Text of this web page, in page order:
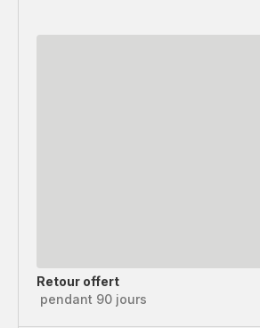
Retour offert
pendant 90 jours